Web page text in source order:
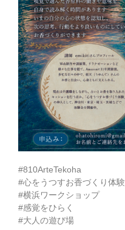
#810ArteTekoha
#心をうつすお香づくり体験
#横浜ワークショップ
#感覚をひらく
#大人の遊び場